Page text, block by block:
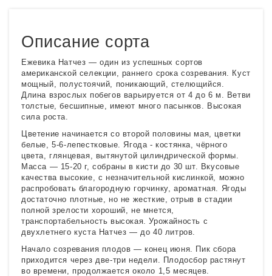
Описание сорта
Ежевика Натчез — один из успешных сортов
американской селекции, раннего срока созревания. Куст
мощный, полустоячий, поникающий, стелющийся.
Длина взрослых побегов варьируется от 4 до 6 м. Ветви
толстые, бесшипные, имеют много пасынков. Высокая
сила роста.
Цветение начинается со второй половины мая, цветки
белые, 5-6-лепестковые. Ягода - костянка, чёрного
цвета, глянцевая, вытянутой цилиндрической формы.
Масса — 15-20 г, собраны в кисти до 30 шт. Вкусовые
качества высокие, с незначительной кислинкой, можно
распробовать благородную горчинку, ароматная. Ягоды
достаточно плотные, но не жесткие, отрыв в стадии
полной зрелости хороший, не мнется,
транспортабельность высокая. Урожайность с
двухлетнего куста Натчез — до 40 литров.
Начало созревания плодов — конец июня. Пик сбора
приходится через две-три недели. Плодосбор растянут
во времени, продолжается около 1,5 месяцев.